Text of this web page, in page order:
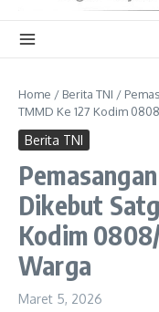
Home / Berita TNI /
TMMD Ke 127 Kodim
Berita TNI
Dikebut
Kodim
Warga
Maret 5, 2026